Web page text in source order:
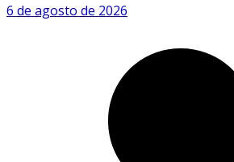
6 de agosto de 2026